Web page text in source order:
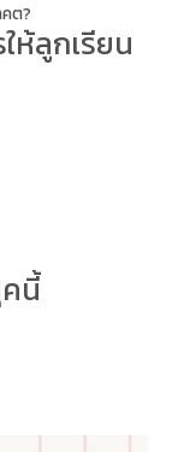
ต?
ห้ลูกเรียน
นี้